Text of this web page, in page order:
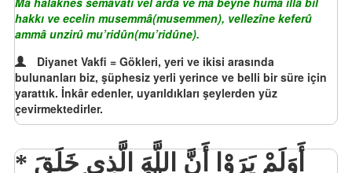
hakkı ve ecelin musemmâ(musemmen), vellezîne keferû
ammâ unzirû mu’ridûn(mu’ridûne).
Diyanet Vakfi = Gökleri, yeri ve ikisi arasında
bulunanları biz, şüphesiz yerli yerince ve belli bir süre için
yarattık. İnkâr edenler, uyarıldıkları şeylerden yüz
çevirmektedirler.